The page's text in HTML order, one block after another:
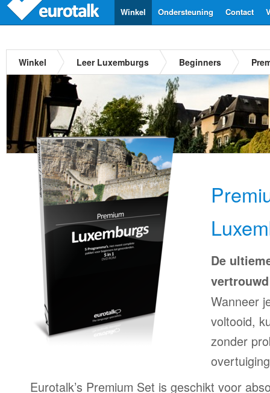
Contact
Ondersteuning
Winkel
Winkel Leer Luxemburgs Beginners
De
Wanneer
voltooid,
zonder
Eurotalk’s Premium Set is geschikt voor